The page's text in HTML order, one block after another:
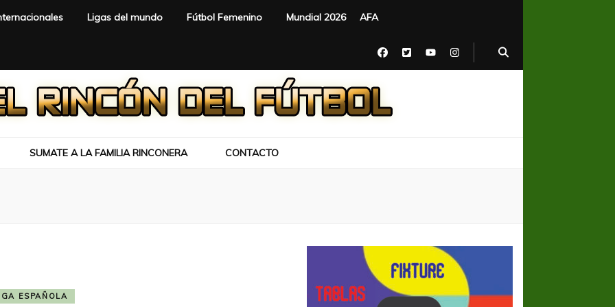
Ligas del mundo Fútbol Femenino Mundial 2026 AFA
SUMATE A LA FAMILIA RINCONERA CONTACTO
ESPAÑOLA